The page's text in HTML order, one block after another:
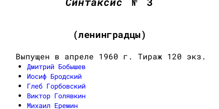
(ленинградцы)
Выпущен в апреле 1960 г. Тираж 120 экз.
Дмитрий Бобышев
Иосиф Бродский
Глеб Горбовский
Виктор Голявкин
Михаил Еремин